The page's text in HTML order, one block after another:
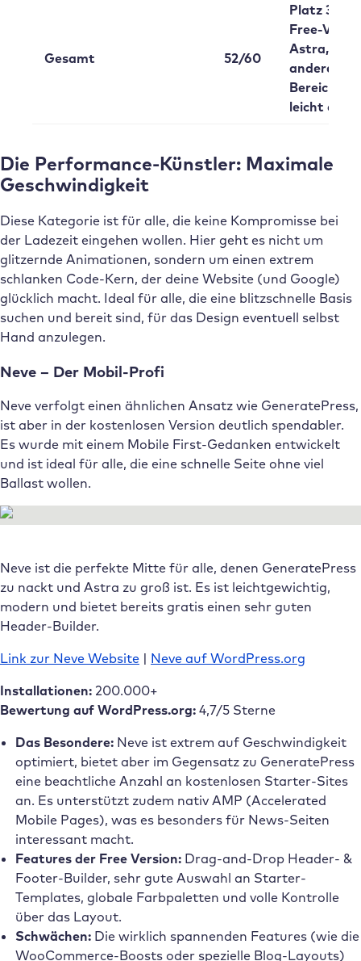
Gesamt 52/60
Platz 3 –
Free-Value
Astra,
anderen
Bereichen
leicht
Die Performance-Künstler: Maximale
Geschwindigkeit
Diese Kategorie ist für alle, die keine Kompromisse bei
der Ladezeit eingehen wollen. Hier geht es nicht um
glitzernde Animationen, sondern um einen extrem
schlanken Code-Kern, der deine Website (und Google)
glücklich macht. Ideal für alle, die eine blitzschnelle Basis
suchen und bereit sind, für das Design eventuell selbst
Hand anzulegen.
Neve – Der Mobil-Profi
Neve verfolgt einen ähnlichen Ansatz wie GeneratePress,
ist aber in der kostenlosen Version deutlich spendabler.
Es wurde mit einem Mobile First-Gedanken entwickelt
und ist ideal für alle, die eine schnelle Seite ohne viel
Ballast wollen.
Neve ist die perfekte Mitte für alle, denen GeneratePress
zu nackt und Astra zu groß ist. Es ist leichtgewichtig,
modern und bietet bereits gratis einen sehr guten
Header-Builder.
Link zur Neve Website | Neve auf WordPress.org
Installationen: 200.000+
Bewertung auf WordPress.org: 4,7/5 Sterne
Das Besondere:Neve ist extrem auf Geschwindigkeit
optimiert, bietet aber im Gegensatz zu GeneratePress
eine beachtliche Anzahl an kostenlosen Starter-Sites
an. Es unterstützt zudem nativ AMP (Accelerated
Mobile Pages), was es besonders für News-Seiten
interessant macht.
Features der Free Version:Drag-and-Drop Header- &
Footer-Builder, sehr gute Auswahl an Starter-
Templates, globale Farbpaletten und volle Kontrolle
über das Layout.
Schwächen:Die wirklich spannenden Features (wie die
WooCommerce-Boosts oder spezielle Blog-Layouts)